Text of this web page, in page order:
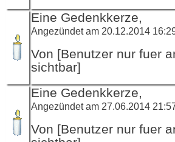
Eine Gedenkkerze,
Angezündet am 20.12.2014
Von [Benutzer nur fuer
sichtbar]
Eine Gedenkkerze,
Angezündet am 27.06.2014
Von [Benutzer nur fuer